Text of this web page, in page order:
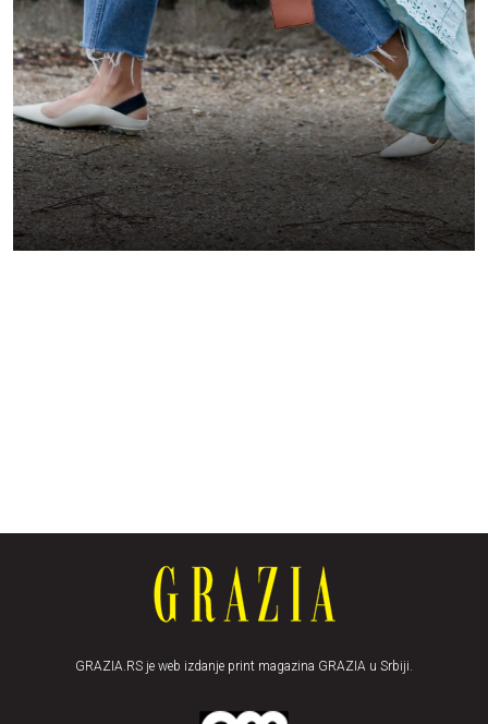
GRAZIA.RS je web izdanje print magazina GRAZIA u Srbiji.